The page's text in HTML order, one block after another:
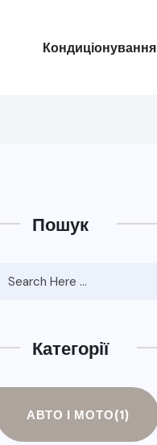
Кондиціонування
Пошук
Категорії
АВТО І МОТО(1)